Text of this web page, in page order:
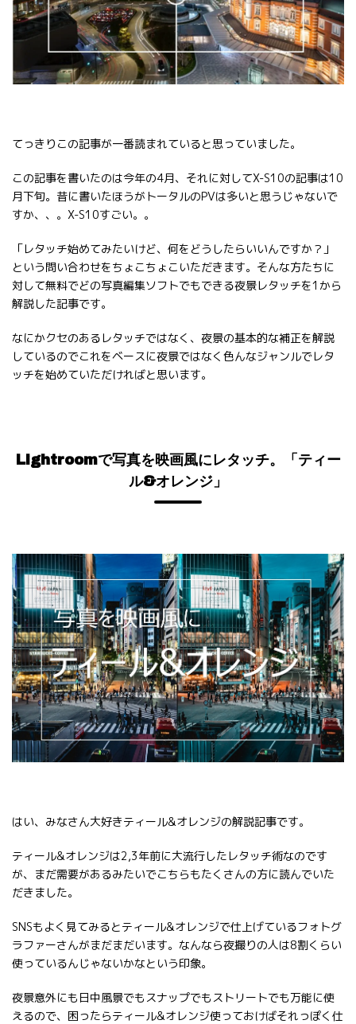
てっきりこの記事が一番読まれていると思っていました。
この記事を書いたのは今年の4月、それに対してX-S10の記事は10
月下旬。昔に書いたほうがトータルのPVは多いと思うじゃないで
すか、、。X-S10すごい。。
「レタッチ始めてみたいけど、何をどうしたらいいんですか？」
という問い合わせをちょこちょこいただきます。そんな方たちに
対して無料でどの写真編集ソフトでもできる夜景レタッチを1から
解説した記事です。
なにかクセのあるレタッチではなく、夜景の基本的な補正を解説
しているのでこれをベースに夜景ではなく色んなジャンルでレタ
ッチを始めていただければと思います。
Lightroomで写真を映画風にレタッチ。「ティー
ル&オレンジ」
はい、みなさん大好きティール&オレンジの解説記事です。
ティール&オレンジは2,3年前に大流行したレタッチ術なのです
が、まだ需要があるみたいでこちらもたくさんの方に読んでいた
だきました。
SNSもよく見てみるとティール&オレンジで仕上げているフォトグ
ラファーさんがまだまだいます。なんなら夜撮りの人は8割くらい
使っているんじゃないかなという印象。
夜景意外にも日中風景でもスナップでもストリートでも万能に使
えるので、困ったらティール&オレンジ使っておけばそれっぽく仕